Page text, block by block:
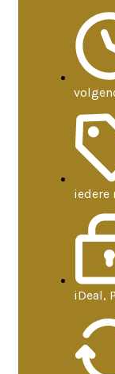
iedere
iDeal,